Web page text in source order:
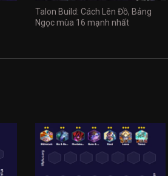
Talon Build: Cách Lên Đồ, Bảng
Ngọc mùa 16 mạnh nhất